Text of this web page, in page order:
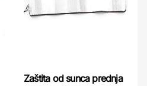
Zaštita od sunca prednja